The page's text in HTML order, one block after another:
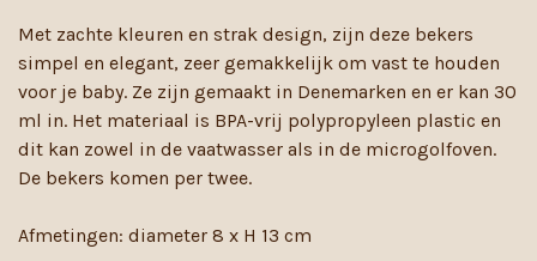
Met zachte kleuren en strak design, zijn deze bekers
simpel en elegant, zeer gemakkelijk om vast te houden
voor je baby. Ze zijn gemaakt in Denemarken en er kan 30
ml in. Het materiaal is BPA-vrij polypropyleen plastic en
dit kan zowel in de vaatwasser als in de microgolfoven.
De bekers komen per twee.
Afmetingen: diameter 8 x H 13 cm